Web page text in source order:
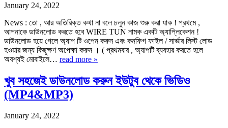
January 24, 2022
News : তো , আর অতিরিক্ত কথা না বলে চলুন কাজ শুরু করা যাক ! প্রথমে ,
আপনাকে ডাউনলোড করতে হবে WIRE TUN নামক একটি অ্যাপ্লিকেশন !
ডাউনলোড হয়ে গেলে অ্যাপ টি ওপেন করুন এবং কনফিগ ফাইল / সার্ভার লিস্ট লোড
হওয়ার জন্য কিছুক্ষণ অপেক্ষা করুন । ( প্রথমবার , অ্যাপটি ব্যবহার করতে হলে
অবশ্যই মোবাইলে… read more »
খুব সহজেই ডাউনলোড করুন ইউটুব থেকে ভিডিও
(MP4&MP3)
January 24, 2022